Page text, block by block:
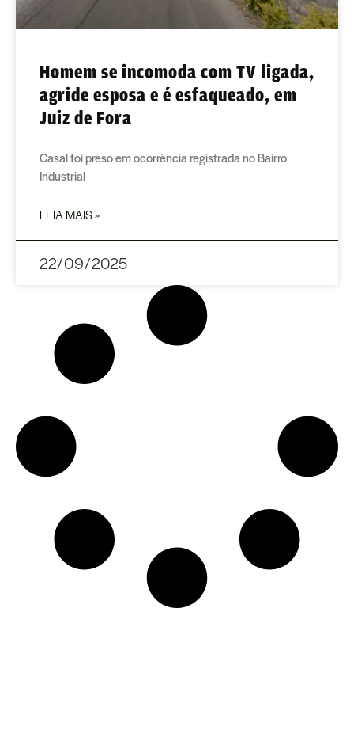
Homem se incomoda com TV ligada,
agride esposa e é esfaqueado, em
Juiz de Fora
Casal foi preso em ocorrência registrada no Bairro
Industrial
LEIA MAIS »
22/09/2025